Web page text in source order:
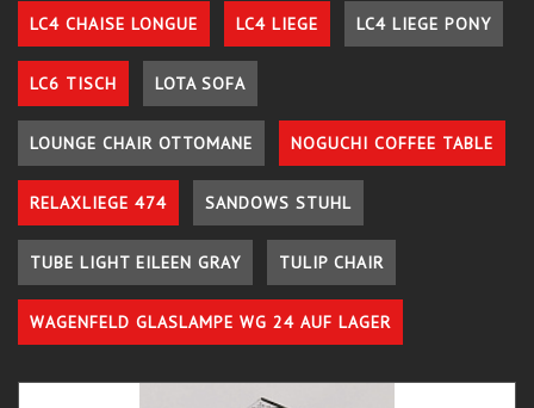
LC4 CHAISE LONGUE LC4 LIEGE LC4 LIEGE PONY
LC6 TISCH LOTA SOFA
LOUNGE CHAIR OTTOMANE NOGUCHI COFFEE TABLE
RELAXLIEGE 474 SANDOWS STUHL
TUBE LIGHT EILEEN GRAY TULIP CHAIR
WAGENFELD GLASLAMPE WG 24 AUF LAGER